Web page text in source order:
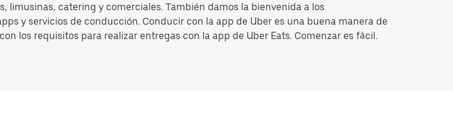
catering y comerciales. También damos la bienvenida a los
y servicios de conducción. Conducir con la app de Uber es una buena manera de
los requisitos para realizar entregas con la app de Uber Eats. Comenzar es fácil.